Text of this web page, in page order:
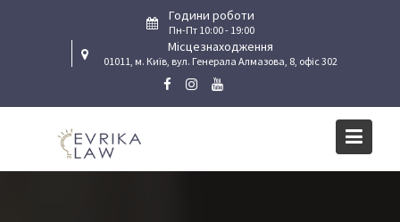
Години роботи
Пн-Пт 10:00 - 19:00
Місцезнаходження
01011, м. Київ, вул. Генерала Алмазова, 8, офіс 302